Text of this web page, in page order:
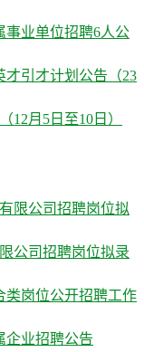
事业单位招聘6人公
才引才计划公告（23
12月5日至10日）
公司招聘岗位拟录
类岗位公开招聘工作
企业招聘公告